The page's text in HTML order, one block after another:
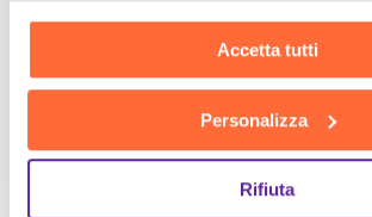
Accetta tutti
Personalizza
Rifiuta